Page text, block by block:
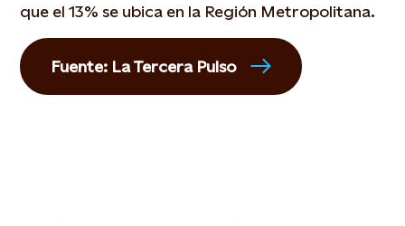
que el 13% se ubica en la Región Metropolitana.
Fuente: La Tercera Pulso